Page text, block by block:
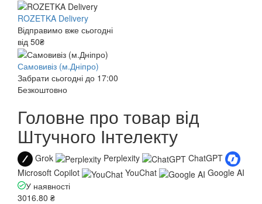
ROZETKA Delivery
Відправимо вже сьогодні
від 50₴
Самовивіз (м.Дніпро)
Забрати сьогодні до 17:00
Безкоштовно
Головне про товар від
Штучного Інтелекту
Grok Perplexity
ChatGPT
Microsoft Copilot
YouChat
Google AI
У наявності
3016.80 ₴